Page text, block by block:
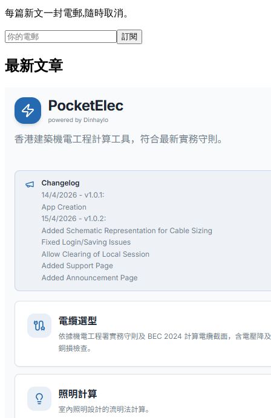
每篇新文一封電郵,隨時取消。
訂閱
最新文章